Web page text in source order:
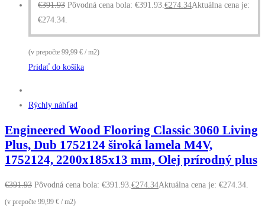
€391.93 Pôvodná cena bola: €391.93.€274.34Aktuálna cena je:
€274.34.
(v prepočte 99,99 € / m2)
Pridať do košíka
Rýchly náhľad
Engineered Wood Flooring Classic 3060 Living
Plus, Dub 1752124 široká lamela M4V,
1752124, 2200x185x13 mm, Olej prírodný plus
€391.93 Pôvodná cena bola: €391.93.€274.34Aktuálna cena je: €274.34.
(v prepočte 99,99 € / m2)